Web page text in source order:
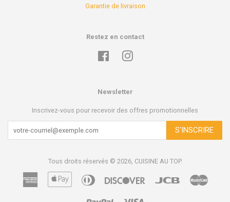
Garantie de livraison
Restez en contact
FacebookInstagram
Newsletter
Inscrivez-vous pour recevoir des offres promotionnelles
S'INSCRIRE
Tous droits réservés © 2026, CUISINE AU TOP.
American
Express
Apple
Pay
Diners
Discover Jcb Master
Paypal